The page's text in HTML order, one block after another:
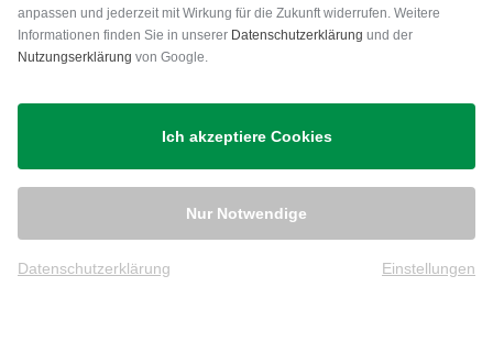
Versand
anpassen und jederzeit mit Wirkung für die Zukunft widerrufen. Weitere
Informationen finden Sie in unserer Datenschutzerklärung und der
Nutzungserklärung von Google.
Ich akzeptiere Cookies
Nur Notwendige
Datenschutzerklärung Einstellungen